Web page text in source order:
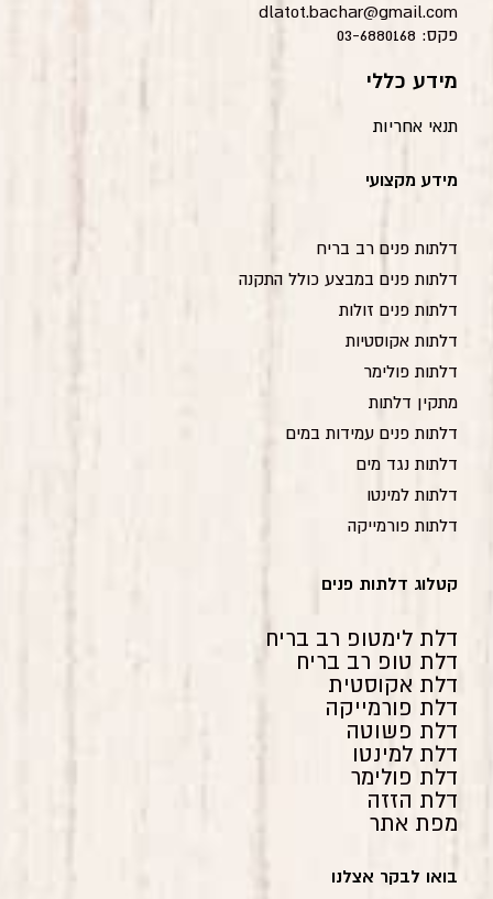
dlatot.bachar@gmail.com
פקס: 03-6880168
מידע כללי
תנאי אחריות
מידע מקצועי
דלתות פנים רב בריח
דלתות פנים במבצע כולל התקנה
דלתות פנים זולות
דלתות אקוסטיות
דלתות פולימר
מתקין דלתות
דלתות פנים עמידות במים
דלתות נגד מים
דלתות למינטו
דלתות פורמייקה
קטלוג דלתות פנים
דלת לימטופ רב בריח
דלת טופ רב בריח
דלת אקוסטית
דלת פורמייקה
דלת פשוטה
דלת למינטו
דלת פולימר
דלת הזזה
מפת אתר
בואו לבקר אצלנו